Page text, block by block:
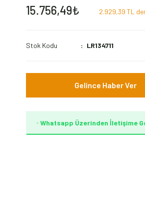
15.756,49₺ 2.929,39 TL
Stok Kodu LR134711
Gelince Haber Ver
Whatsapp Üzerinden İletişime